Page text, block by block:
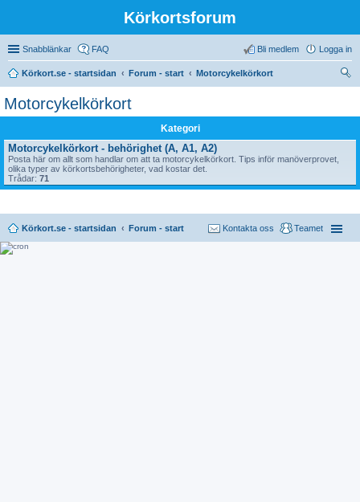
Körkortsforum
Snabblänkar FAQ Logga in
Bli medlem
Körkort.se - startsidan Forum - start
Motorcykelkörkort
Motorcykelkörkort
Kategori
Motorcykelkörkort - behörighet (A, A1, A2)
Posta här om allt som handlar om att ta motorcykelkörkort. Tips inför manöverprovet,
olika typer av körkortsbehörigheter, vad kostar det.
Trådar: 71
Körkort.se - startsidan Forum - start Teamet
Kontakta oss